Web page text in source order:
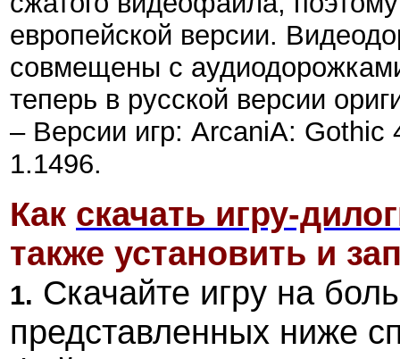
европейской версии.
совмещены с
теперь в русской версии
– Версии игр: ArcaniA:
1.1496.
Как скачать игру-
также установить и
1. Скачайте игру на
представленных ниже